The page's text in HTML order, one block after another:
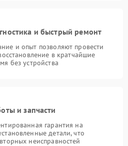
и быстрый ремонт
и опыт позволяют провести
в кратчайшие
без устройства
и запчасти
гарантия на
детали, что
неисправностей